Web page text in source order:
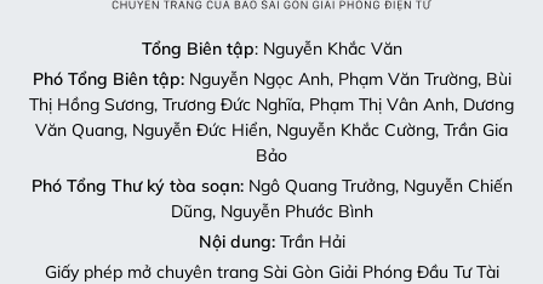
Tổng Biên tập: Nguyễn Khắc Văn
Phó Tổng Biên tập:Nguyễn Ngọc Anh, Phạm Văn Trường, Bùi
Thị Hồng Sương, Trương Đức Nghĩa, Phạm Thị Vân Anh, Dương
Văn Quang, Nguyễn Đức Hiển, Nguyễn Khắc Cường, Trần Gia
Bảo
Phó Tổng Thư ký tòa soạn:Ngô Quang Trưởng, Nguyễn Chiến
Dũng, Nguyễn Phước Bình
Nội dung:Trần Hải
Giấy phép mở chuyên trang Sài Gòn Giải Phóng Đầu Tư Tài